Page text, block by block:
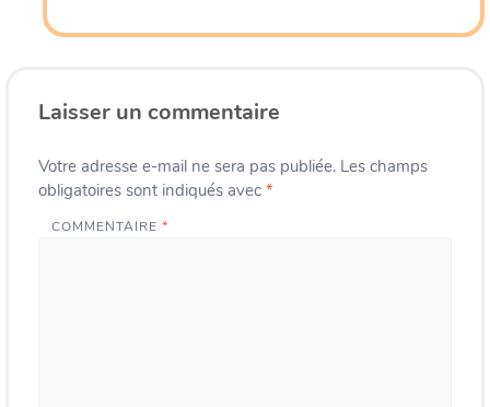
Laisser un commentaire
Votre adresse e-mail ne sera pas publiée. Les champs
obligatoires sont indiqués avec *
COMMENTAIRE *